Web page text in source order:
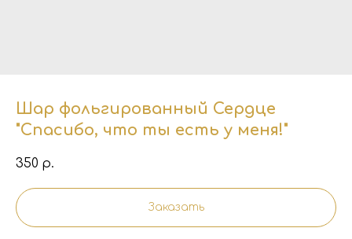
Шар фольгированный Сердце
"Спасибо, что ты есть у меня!"
350 р.
Заказать